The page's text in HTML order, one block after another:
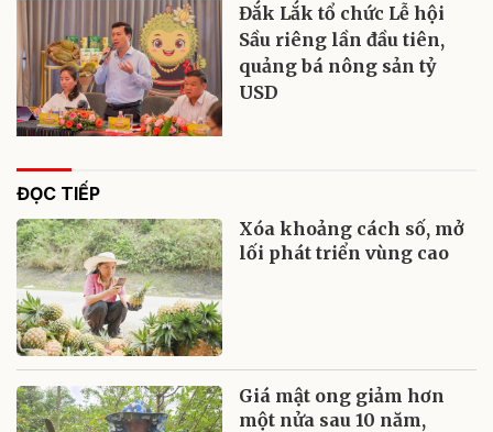
Đắk Lắk tổ chức Lễ hội
Sầu riêng lần đầu tiên,
quảng bá nông sản tỷ
USD
ĐỌC TIẾP
Xóa khoảng cách số, mở
lối phát triển vùng cao
Giá mật ong giảm hơn
một nửa sau 10 năm,